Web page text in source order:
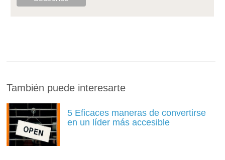
También puede interesarte
5 Eficaces maneras de convertirse
en un líder más accesible